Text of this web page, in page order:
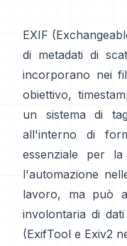
EXIF
di metadati di
incorporano nei
obiettivo,
un sistema di
all'interno di
essenziale per
l'automazione
lavoro, ma può
involontaria di
(ExifTool e Exiv2